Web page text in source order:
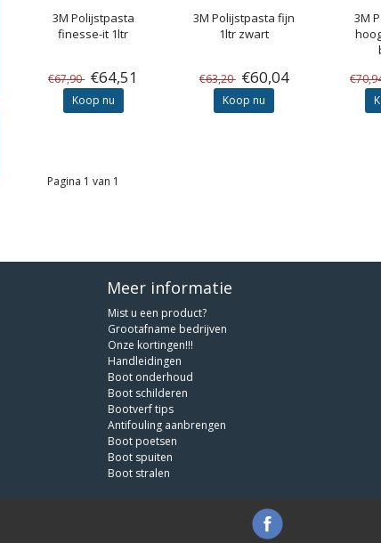
3M Polijstpasta
finesse-it 1ltr
€67,90 €64,51
Koop nu
3M Polijstpasta fijn
1ltr zwart
€63,20 €60,04
Koop nu
3M
Pagina 1 van 1
Meer informatie
Mist u een product?
Grootafname bedrijven
Onze kortingen!!!
Handleidingen
Boot onderhoud
Boot schilderen
Bootverf tips
Antifouling aanbrengen
Boot poetsen
Boot spuiten
Boot stralen